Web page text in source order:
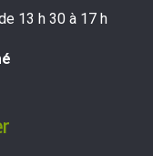
13 h 30 à 17 h